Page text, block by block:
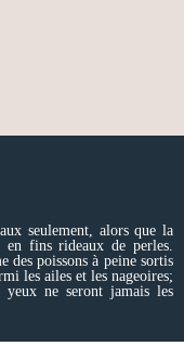
seulement, alors que la
fins rideaux de perles.
des poissons à peine sortis
les ailes et les nageoires;
yeux ne seront jamais les